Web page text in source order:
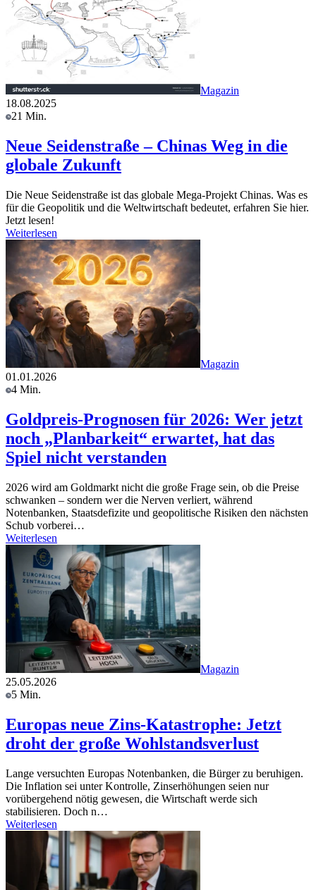
Magazin
18.08.2025
21 Min.
Neue Seidenstraße – Chinas Weg in die
globale Zukunft
Die Neue Seidenstraße ist das globale Mega-Projekt Chinas. Was es
für die Geopolitik und die Weltwirtschaft bedeutet, erfahren Sie hier.
Jetzt lesen!
Weiterlesen
Magazin
01.01.2026
4 Min.
Goldpreis-Prognosen für 2026: Wer jetzt
noch „Planbarkeit“ erwartet, hat das
Spiel nicht verstanden
2026 wird am Goldmarkt nicht die große Frage sein, ob die Preise
schwanken – sondern wer die Nerven verliert, während
Notenbanken, Staatsdefizite und geopolitische Risiken den nächsten
Schub vorberei…
Weiterlesen
Magazin
25.05.2026
5 Min.
Europas neue Zins-Katastrophe: Jetzt
droht der große Wohlstandsverlust
Lange versuchten Europas Notenbanken, die Bürger zu beruhigen.
Die Inflation sei unter Kontrolle, Zinserhöhungen seien nur
vorübergehend nötig gewesen, die Wirtschaft werde sich
stabilisieren. Doch n…
Weiterlesen